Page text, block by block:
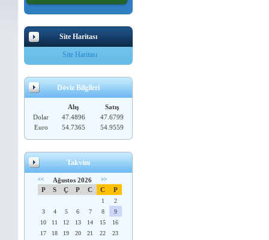
Site Haritası
Site Haritası
Döviz Bilgileri
Alış
Satış
Dolar
47.4896
47.6799
Euro
54.7365 54.9559
Takvim
<< Ağustos 2026 >>
P S Ç P C C P
1
2
3
4 5 6 7 8
9
10
11 12 13 14 15
16
17
18 19 20 21 22
23